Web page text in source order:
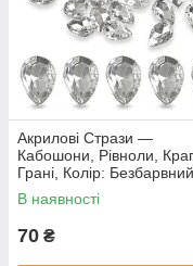
Акрилові Стрази —
Кабошони, Рівноли,
Грані, Колір: Безбарвний,
Розмір: 14х10х4мм, (50
В наявності
70 ₴